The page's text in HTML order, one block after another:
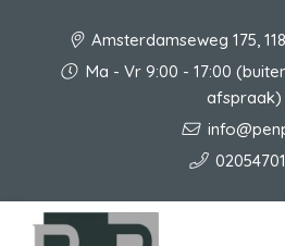
Amsterdamseweg 175,
Ma - Vr 9:00 - 17:00
afspraak)